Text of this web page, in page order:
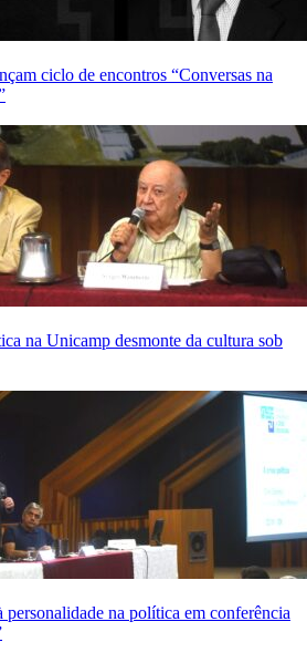
ciclo de encontros “Conversas na
na Unicamp desmonte da cultura sob
na política em conferência